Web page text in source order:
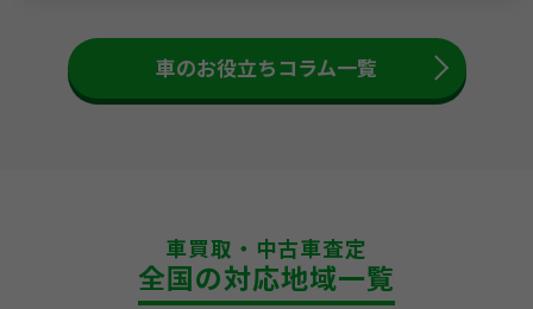
車のお役立ちコラム一覧
車買取・中古車査定
全国の対応地域一覧